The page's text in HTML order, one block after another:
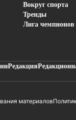
Вокруг спорта
Тренды
Лига чемпионов
Редакция
материалов